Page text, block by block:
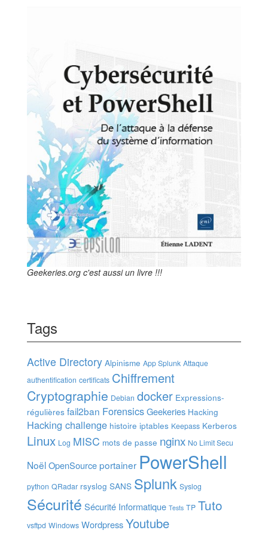
Geekeries.org c'est aussi un livre !!!
Tags
Active Directory Alpinisme App Splunk Attaque
authentification certificats Chiffrement
Cryptographie Debian docker Expressions-
régulières fail2ban ForensicsGeekeries Hacking
Hacking challenge histoire iptables Keepass Kerberos
Linux Log MISC mots de passe nginx No Limit Secu
NoëlOpenSourceportainer PowerShell
python QRadar rsyslog SANS Splunk Syslog
Sécurité Sécurité Informatique Tests TP Tuto
vsftpd Windows WordpressYoutube